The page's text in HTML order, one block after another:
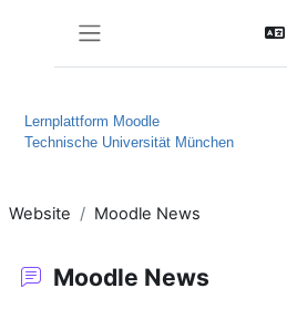
Lernplattform Moodle
Technische Universität München
Website Moodle News
Moodle News